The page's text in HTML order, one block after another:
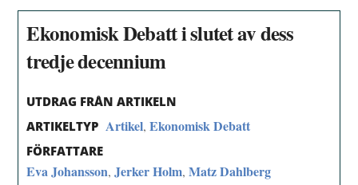
Ekonomisk Debatt i slutet av dess
tredje decennium
UTDRAG FRÅN ARTIKELN
ARTIKELTYP Artikel,Ekonomisk Debatt
FÖRFATTARE
Eva Johansson,Jerker Holm,Matz Dahlberg